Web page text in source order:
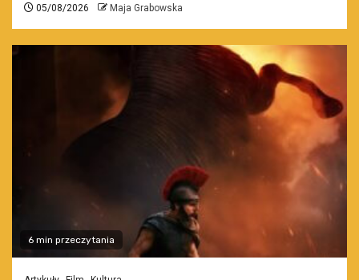
05/08/2026 Maja Grabowska
6 min przeczytania